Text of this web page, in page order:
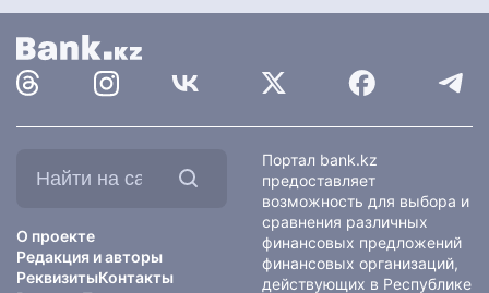
О проекте
Редакция и авторы
РеквизитыКонтакты
Портал bank.kz
предоставляет
возможность для выбора и
сравнения различных
финансовых предложений
финансовых организаций,
действующих в Республике